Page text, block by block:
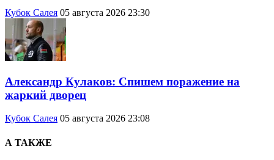
Кубок Салея 05 августа 2026 23:30
Александр Кулаков: Спишем поражение на
жаркий дворец
Кубок Салея 05 августа 2026 23:08
А ТАКЖЕ